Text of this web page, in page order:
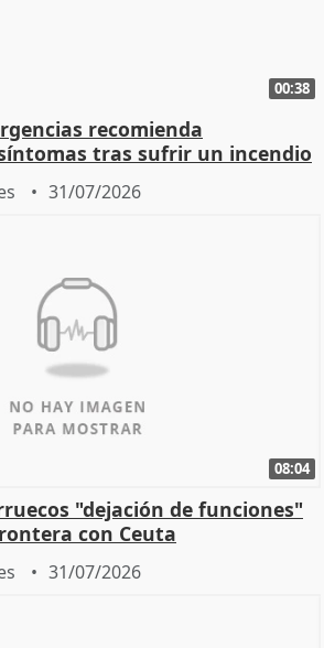
00:38
recomienda
tras sufrir un incendio
31/07/2026
08:04
"dejación de funciones"
con Ceuta
31/07/2026